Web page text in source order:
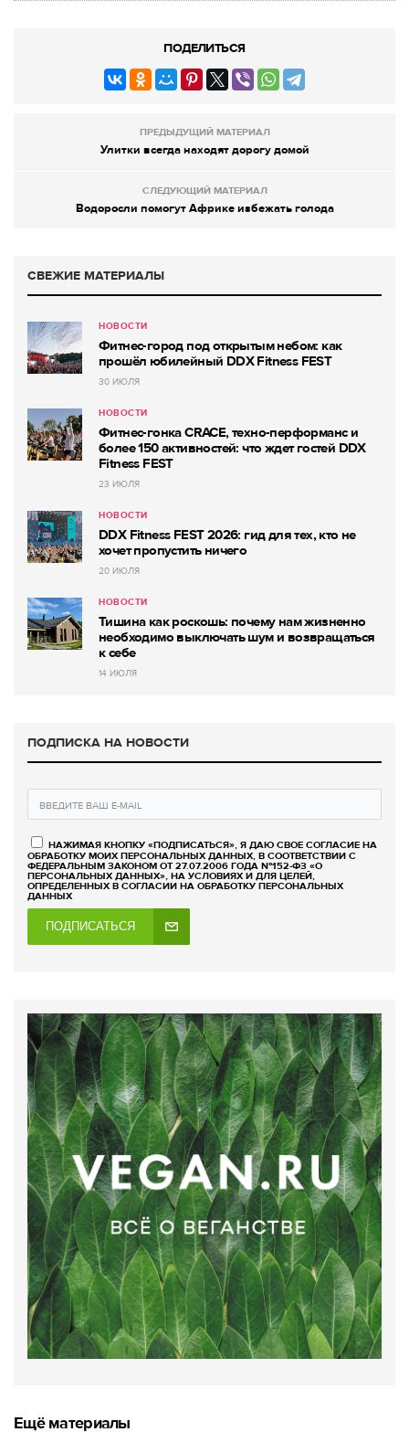
ПОДЕЛИТЬСЯ
ПРЕДЫДУЩИЙ МАТЕРИАЛ
Улитки всегда находят дорогу домой
СЛЕДУЮЩИЙ МАТЕРИАЛ
Водоросли помогут Африке избежать голода
СВЕЖИЕ МАТЕРИАЛЫ
НОВОСТИ
Фитнес-город под открытым небом: как
прошёл юбилейный DDX Fitness FEST
30 ИЮЛЯ
НОВОСТИ
Фитнес-гонка CRACE, техно-перформанс и
более 150 активностей: что ждет гостей DDX
Fitness FEST
23 ИЮЛЯ
НОВОСТИ
DDX Fitness FEST 2026: гид для тех, кто не
хочет пропустить ничего
20 ИЮЛЯ
НОВОСТИ
Тишина как роскошь: почему нам жизненно
необходимо выключать шум и возвращаться
к себе
14 ИЮЛЯ
ПОДПИСКА НА НОВОСТИ
НАЖИМАЯ КНОПКУ «ПОДПИСАТЬСЯ», Я ДАЮ СВОЕ СОГЛАСИЕ НА
ОБРАБОТКУ МОИХ ПЕРСОНАЛЬНЫХ ДАННЫХ, В СООТВЕТСТВИИ С
ФЕДЕРАЛЬНЫМ ЗАКОНОМ ОТ 27.07.2006 ГОДА №152-ФЗ «О
ПЕРСОНАЛЬНЫХ ДАННЫХ», НА УСЛОВИЯХ И ДЛЯ ЦЕЛЕЙ,
ОПРЕДЕЛЕННЫХ В СОГЛАСИИ НА ОБРАБОТКУ ПЕРСОНАЛЬНЫХ
ДАННЫХ
ПОДПИСАТЬСЯ
Ещё материалы